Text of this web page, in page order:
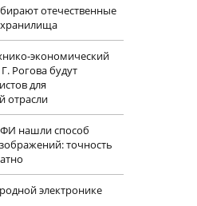
отечественные
экономический
Рогова будут
для
отрасли
нашли способ
точность
электронике